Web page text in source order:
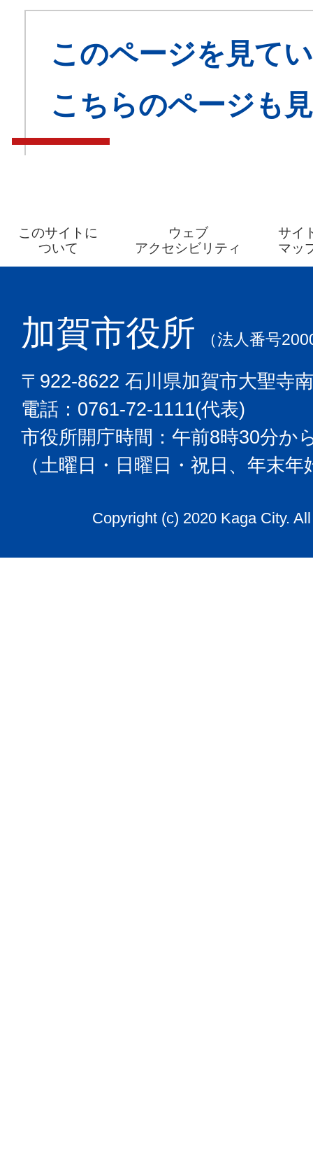
このページを見て
こちらのページも
このサイトに
ついて
ウェブ
アクセシビリティ
サイ
マッ
加賀市役所 （法人番号
〒922-8622 石川県加賀市大聖寺
電話：0761-72-1111(代表)
市役所開庁時間：午前8時30分か
（土曜日・日曜日・祝日、年末
Copyright (c) 2020 Kaga City.